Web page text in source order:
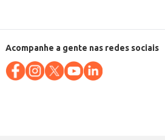
Acompanhe a gente nas redes sociais